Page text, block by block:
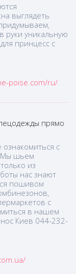
выглядеть
руки уникальную
принцесс с
прямо
с
Мы шьем
из
нас знают
пошивом
с
в нашем
Киев 044-232-